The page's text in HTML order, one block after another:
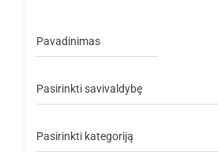
Pavadinimas
Pasirinkti savivaldybę
Pasirinkti kategoriją